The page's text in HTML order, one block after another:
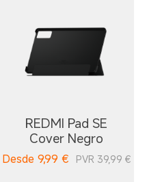
REDMI Pad SE
Cover Negro
Desde 9,99 € PVR 39,99 €